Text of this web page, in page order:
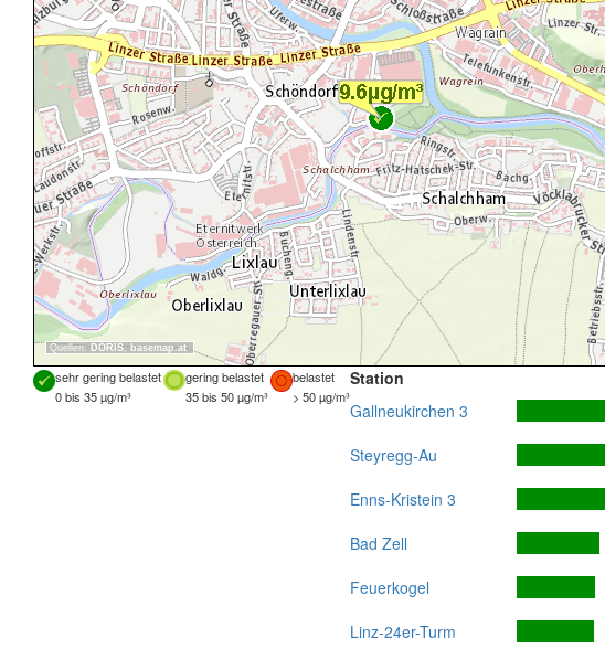
Quellen: DORIS, basemap.at
sehr gering belastet gering belastet
belastet
0 bis 35 µg/m³
35 bis 50 µg/m³ > 50 µg/m³
Station
Gallneukirchen 3
Steyregg-Au
Enns-Kristein 3
Bad Zell
Feuerkogel
Linz-24er-Turm